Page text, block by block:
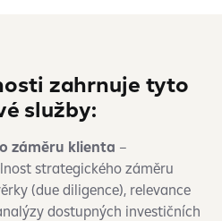
zahrnuje tyto
služby:
záměru klienta –
strategického záměru
(due diligence), relevance
dostupných investičních